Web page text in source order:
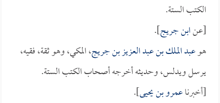
الكتب الستة.
[عنابن جريج].
هوعبد الملك بن عبد العزيز بن جريج، المكي، وهو ثقة، فقيه،
يرسل ويدلس، وحديثه أخرجه أصحاب الكتب الستة.
[أخبرناعمرو بن يحيى].